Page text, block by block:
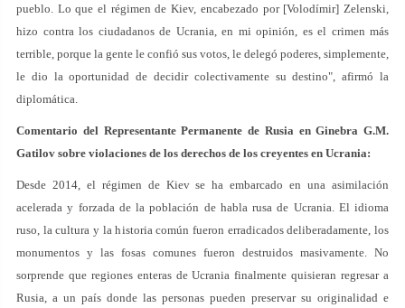
pueblo. Lo que el régimen de Kiev, encabezado por [Volodímir] Zelenski,
hizo contra los ciudadanos de Ucrania, en mi opinión, es el crimen más
terrible, porque la gente le confió sus votos, le delegó poderes, simplemente,
le dio la oportunidad de decidir colectivamente su destino", afirmó la
diplomática.
Comentario del Representante Permanente de Rusia en Ginebra G.M.
Gatilov sobre violaciones de los derechos de los creyentes en Ucrania:
Desde 2014, el régimen de Kiev se ha embarcado en una asimilación
acelerada y forzada de la población de habla rusa de Ucrania. El idioma
ruso, la cultura y la historia común fueron erradicados deliberadamente, los
monumentos y las fosas comunes fueron destruidos masivamente. No
sorprende que regiones enteras de Ucrania finalmente quisieran regresar a
Rusia, a un país donde las personas pueden preservar su originalidad e